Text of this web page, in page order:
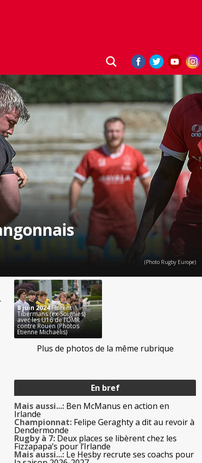
(Photo Rugby Europe)
En bref
Mais aussi...: Ben McManus en action en
Irlande
Championnat: Felipe Geraghty a dit au revoir à
Dendermonde
Rugby à 7: Deux places se libèrent chez les
Fizzapapa’s pour l’Irlande
Mais aussi...: Le Hesby recrute ses coachs pour
8 juin 2024Florent
Tibermans (ex-Soignies)
avec les U16 de l’OMR
contre Rouen (Photos
Etienne Michaëlis)
Plus de photos de la même rubrique